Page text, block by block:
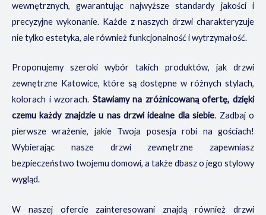
wewnętrznych, gwarantując najwyższe standardy jakości i
precyzyjne wykonanie. Każde z naszych drzwi charakteryzuje
nie tylko estetyka, ale również funkcjonalność i wytrzymałość.
Proponujemy szeroki wybór takich produktów, jak drzwi
zewnętrzne Katowice, które są dostępne w różnych stylach,
kolorach i wzorach. Stawiamy na zróżnicowaną ofertę, dzięki
czemu każdy znajdzie u nas drzwi idealne dla siebie. Zadbaj o
pierwsze wrażenie, jakie Twoja posesja robi na gościach!
Wybierając nasze drzwi zewnętrzne zapewniasz
bezpieczeństwo twojemu domowi, a także dbasz o jego stylowy
wygląd.
W naszej ofercie zainteresowani znajdą również drzwi